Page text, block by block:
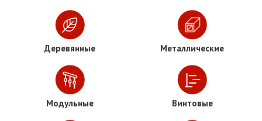
Деревянные Металлические
Модульные Винтовые